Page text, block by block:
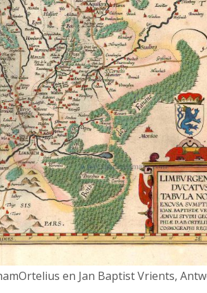
en Jan Baptist Vrients,